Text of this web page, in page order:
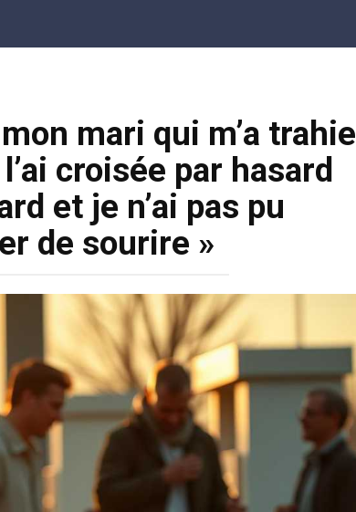
mari qui m’a trahie
croisée par hasard
et je n’ai pas pu
de sourire »